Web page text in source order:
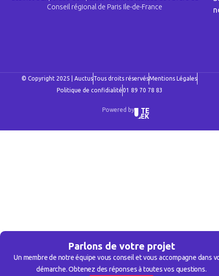
Parlons de votre projet
Un membre de notre équipe vous conseil et vous accompagne dans
démarche. Obtenez des réponses à toutes vos questions.
Conseil régional de Paris Ile-de-France
© Copyright 2025 | AuctusTous droits réservésMentions Légales
Politique de confidialité01 89 70 78 83
Powered by